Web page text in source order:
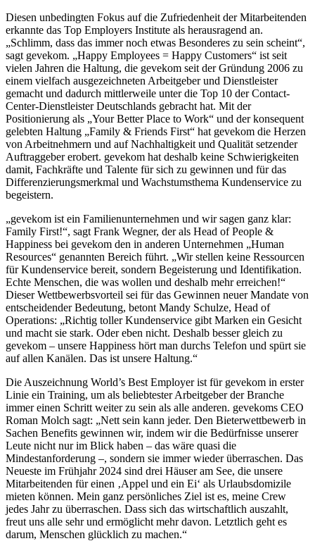
Diesen unbedingten Fokus auf die Zufriedenheit der Mitarbeitenden
erkannte das Top Employers Institute als herausragend an.
„Schlimm, dass das immer noch etwas Besonderes zu sein scheint“,
sagt gevekom. „Happy Employees = Happy Customers“ ist seit
vielen Jahren die Haltung, die gevekom seit der Gründung 2006 zu
einem vielfach ausgezeichneten Arbeitgeber und Dienstleister
gemacht und dadurch mittlerweile unter die Top 10 der Contact-
Center-Dienstleister Deutschlands gebracht hat. Mit der
Positionierung als „Your Better Place to Work“ und der konsequent
gelebten Haltung „Family & Friends First“ hat gevekom die Herzen
von Arbeitnehmern und auf Nachhaltigkeit und Qualität setzender
Auftraggeber erobert. gevekom hat deshalb keine Schwierigkeiten
damit, Fachkräfte und Talente für sich zu gewinnen und für das
Differenzierungsmerkmal und Wachstumsthema Kundenservice zu
begeistern.
„gevekom ist ein Familienunternehmen und wir sagen ganz klar:
Family First!“, sagt Frank Wegner, der als Head of People &
Happiness bei gevekom den in anderen Unternehmen „Human
Resources“ genannten Bereich führt. „Wir stellen keine Ressourcen
für Kundenservice bereit, sondern Begeisterung und Identifikation.
Echte Menschen, die was wollen und deshalb mehr erreichen!“
Dieser Wettbewerbsvorteil sei für das Gewinnen neuer Mandate von
entscheidender Bedeutung, betont Mandy Schulze, Head of
Operations: „Richtig toller Kundenservice gibt Marken ein Gesicht
und macht sie stark. Oder eben nicht. Deshalb besser gleich zu
gevekom – unsere Happiness hört man durchs Telefon und spürt sie
auf allen Kanälen. Das ist unsere Haltung.“
Die Auszeichnung World’s Best Employer ist für gevekom in erster
Linie ein Training, um als beliebtester Arbeitgeber der Branche
immer einen Schritt weiter zu sein als alle anderen. gevekoms CEO
Roman Molch sagt: „Nett sein kann jeder. Den Bieterwettbewerb in
Sachen Benefits gewinnen wir, indem wir die Bedürfnisse unserer
Leute nicht nur im Blick haben – das wäre quasi die
Mindestanforderung –, sondern sie immer wieder überraschen. Das
Neueste im Frühjahr 2024 sind drei Häuser am See, die unsere
Mitarbeitenden für einen ‚Appel und ein Ei‘ als Urlaubsdomizile
mieten können. Mein ganz persönliches Ziel ist es, meine Crew
jedes Jahr zu überraschen. Dass sich das wirtschaftlich auszahlt,
freut uns alle sehr und ermöglicht mehr davon. Letztlich geht es
darum, Menschen glücklich zu machen.“